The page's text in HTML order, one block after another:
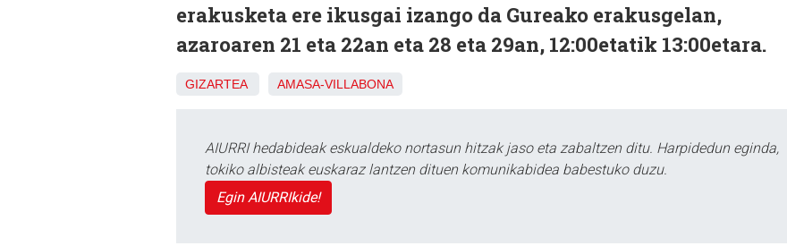
erakusketa ere ikusgai izango da Gureako erakusgelan,
azaroaren 21 eta 22an eta 28 eta 29an, 12:00etatik 13:00etara.
GIZARTEA AMASA-VILLABONA
AIURRI hedabideak eskualdeko nortasun hitzak jaso eta zabaltzen ditu. Harpidedun eginda,
tokiko albisteak euskaraz lantzen dituen komunikabidea babestuko duzu.
Egin AIURRIkide!